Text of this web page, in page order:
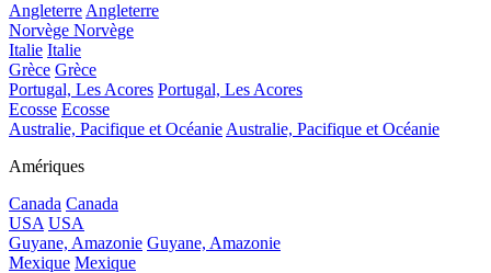
Angleterre Angleterre
Norvège Norvège
Italie Italie
Grèce Grèce
Portugal, Les Acores Portugal, Les Acores
Ecosse Ecosse
Australie, Pacifique et Océanie Australie, Pacifique et Océanie
Amériques
Canada Canada
USA USA
Guyane, Amazonie Guyane, Amazonie
Mexique Mexique